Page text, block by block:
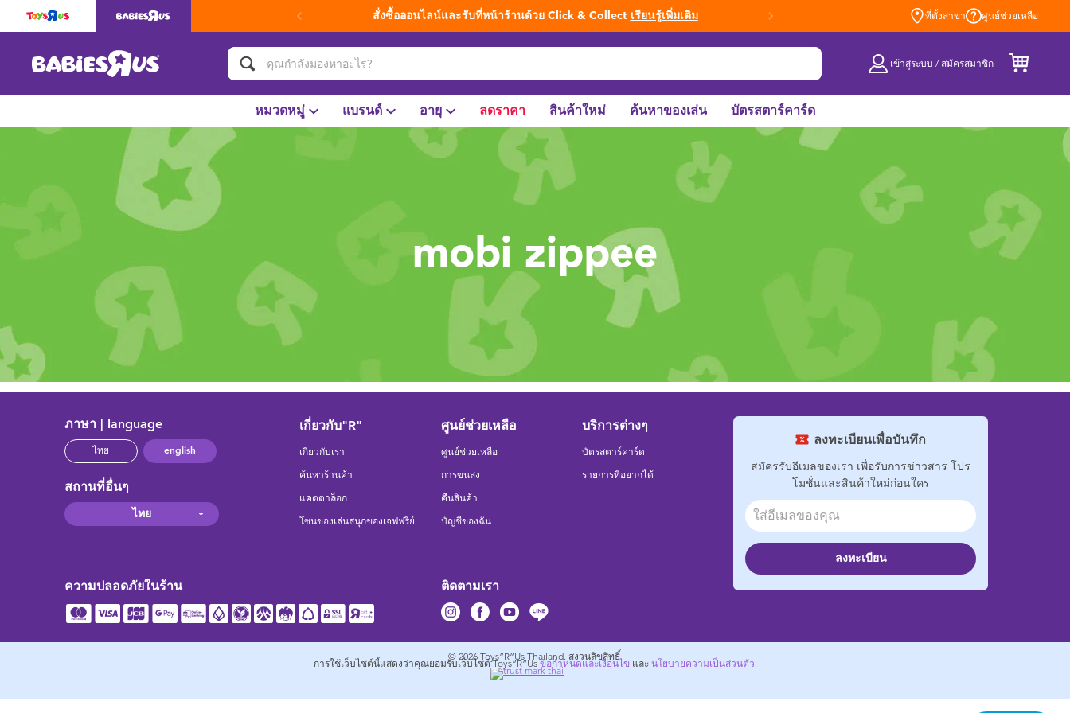
สั่งซื้อออนไลน์และรับที่หน้าร้านด้วย Click & Collect เรียนรู้เพิ่มเติม ที่ตั้งสาขา ศูนย์ช่วยเหลือ
เข้าสู่ระบบ / สมัครสมาชิก
หมวดหมู่ แบรนด์ อายุ ลดราคา สินค้าใหม่ ค้นหาของเล่น บัตรสตาร์คาร์ด
mobi zippee
ลงทะเบียนเพื่อบันทึก
สมัครรับอีเมลของเรา เพื่อรับการข่าวสาร โปร
โมชั่นและสินค้าใหม่ก่อนใคร
ลงทะเบียน
ภาษา | language
ไทย english
สถานที่อื่นๆ
ไทย
ติดตามเรา
เกี่ยวกับ"R"
เกี่ยวกับเรา
ค้นหาร้านค้า
แคตตาล็อก
โซนของเล่นสนุกของเจฟฟรีย์
ศูนย์ช่วยเหลือ
ศูนย์ช่วยเหลือ
การขนส่ง
คืนสินค้า
บัญชีของฉัน
บริการต่างๆ
บัตรสตาร์คาร์ด
รายการที่อยากได้
ความปลอดภัยในร้าน
© 2026 Toys”R”Us Thailand. สงวนลิขสิทธิ์.
การใช้เว็บไซต์นี้แสดงว่าคุณยอมรับเว็บไซต์ Toys”R”Usข้อกำหนดและเงื่อนไข และ นโยบายความเป็นส่วนตัว